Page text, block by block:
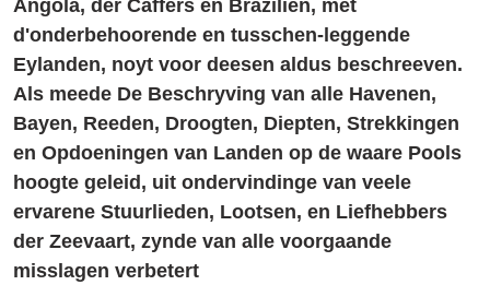
Angola, der Caffers en Brazilien, met
d'onderbehoorende en tusschen-leggende
Eylanden, noyt voor deesen aldus beschreeven.
Als meede De Beschryving van alle Havenen,
Bayen, Reeden, Droogten, Diepten, Strekkingen
en Opdoeningen van Landen op de waare Pools
hoogte geleid, uit ondervindinge van veele
ervarene Stuurlieden, Lootsen, en Liefhebbers
der Zeevaart, zynde van alle voorgaande
misslagen verbetert